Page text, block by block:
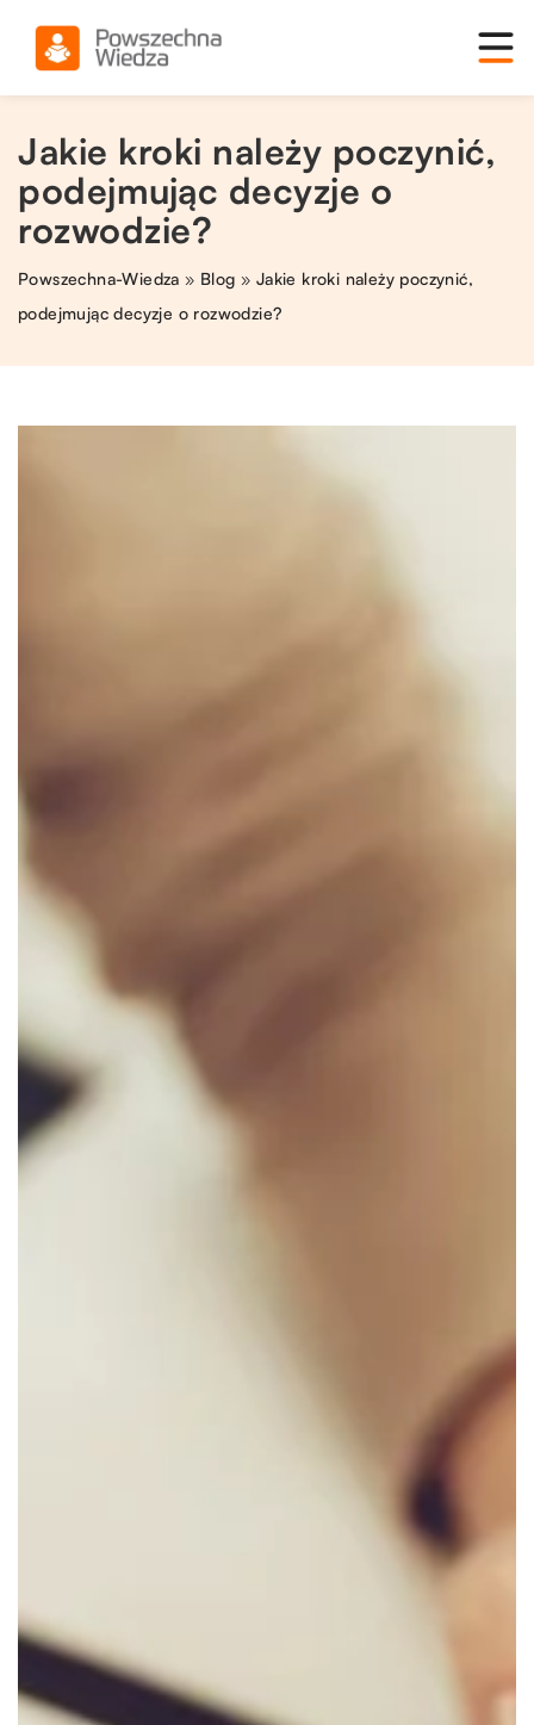
Jakie kroki należy poczynić,
podejmując decyzje o
rozwodzie?
Powszechna-Wiedza » Blog » Jakie kroki należy poczynić,
podejmując decyzje o rozwodzie?